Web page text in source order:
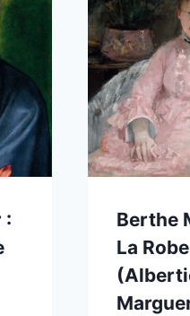
:
Berthe
La